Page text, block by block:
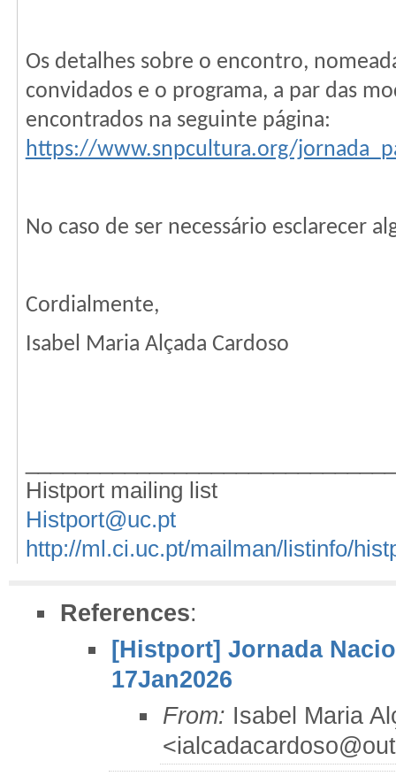
Os detalhes sobre o encontro,
convidados e o programa, a par das
encontrados na seguinte página:
https://www.snpcultura.org/
No caso de ser necessário esclarecer
Cordialmente,
Isabel Maria Alçada Cardoso
Histport mailing list
Histport@uc.pt
http://ml.ci.uc.pt/mailman/listinfo/
References:
[Histport] Jornada
17Jan2026
From: Isabel Maria